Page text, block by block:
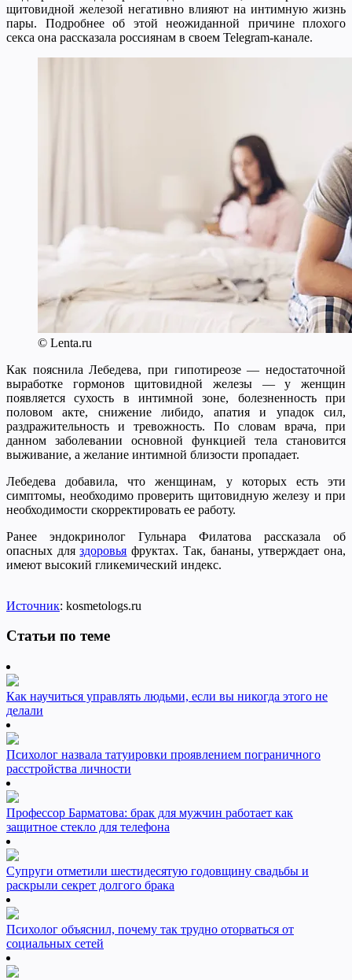
щитовидной железой негативно влияют на интимную жизнь
пары. Подробнее об этой неожиданной причине плохого
секса она рассказала россиянам в своем Telegram-канале.
© Lenta.ru
Как пояснила Лебедева, при гипотиреозе — недостаточной
выработке гормонов щитовидной железы — у женщин
появляется сухость в интимной зоне, болезненность при
половом акте, снижение либидо, апатия и упадок сил,
раздражительность и тревожность. По словам врача, при
данном заболевании основной функцией тела становится
выживание, а желание интимной близости пропадает.
Лебедева добавила, что женщинам, у которых есть эти
симптомы, необходимо проверить щитовидную железу и при
необходимости скорректировать ее работу.
Ранее эндокринолог Гульнара Филатова рассказала об
опасных дляздоровья фруктах. Так, бананы, утверждает она,
имеют высокий гликемический индекс.
Источник: kosmetologs.ru
Статьи по теме
Как научиться управлять людьми, если вы никогда этого не
делали
Психолог назвала татуировки проявлением пограничного
расстройства личности
Профессор Барматова: брак для мужчин работает как
защитное стекло для телефона
Супруги отметили шестидесятую годовщину свадьбы и
раскрыли секрет долгого брака
Психолог объяснил, почему так трудно оторваться от
социальных сетей